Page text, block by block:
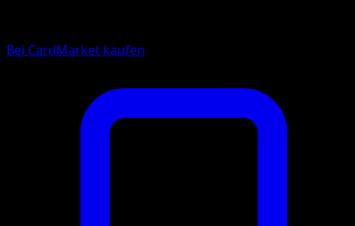
Bei CardMarket kaufen